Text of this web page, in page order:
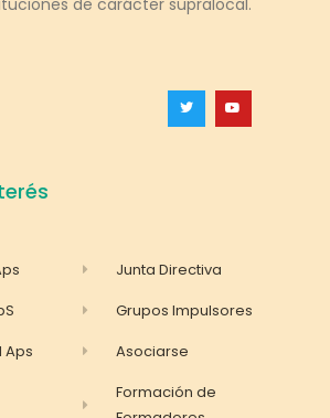
Aps
Junta Directiva
Grupos Impulsores
Asociarse
Formación de